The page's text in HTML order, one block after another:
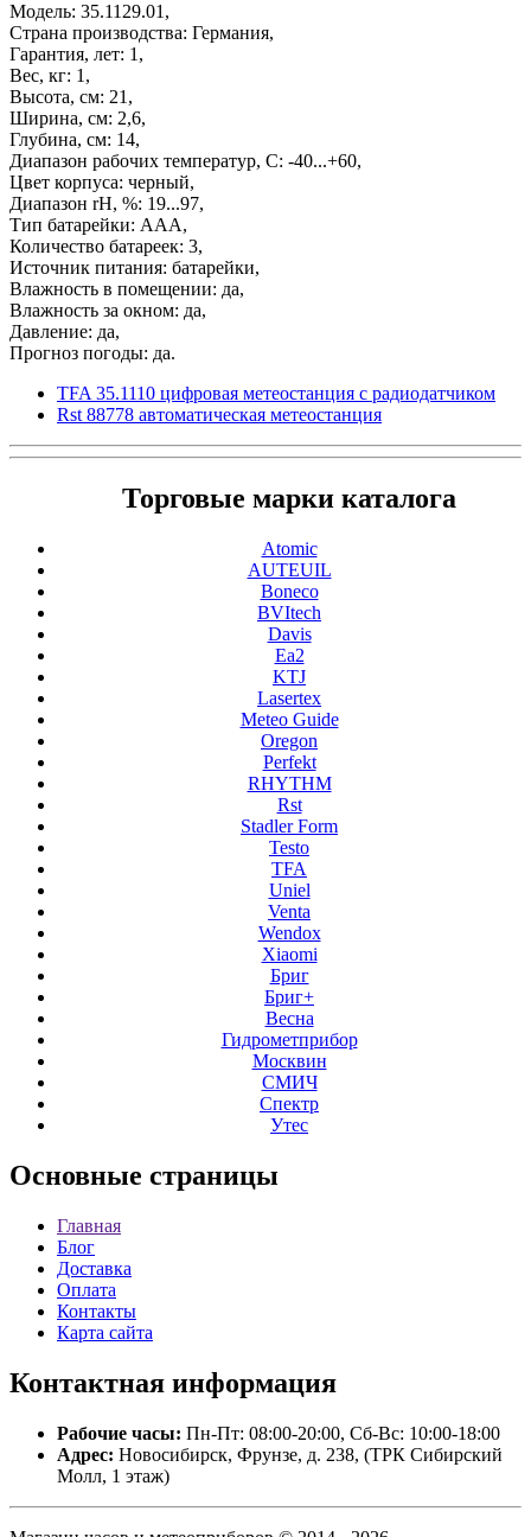
Модель: 35.1129.01,
Страна производства: Германия,
Гарантия, лет: 1,
Вес, кг: 1,
Высота, см: 21,
Ширина, см: 2,6,
Глубина, см: 14,
Диапазон рабочих температур, С: -40...+60,
Цвет корпуса: черный,
Диапазон rH, %: 19...97,
Тип батарейки: ААА,
Количество батареек: 3,
Источник питания: батарейки,
Влажность в помещении: да,
Влажность за окном: да,
Давление: да,
Прогноз погоды: да.
TFA 35.1110 цифровая метеостанция с радиодатчиком
Rst 88778 автоматическая метеостанция
Торговые марки каталога
Atomic
AUTEUIL
Boneco
BVItech
Davis
Ea2
KTJ
Lasertex
Meteo Guide
Oregon
Perfekt
RHYTHM
Rst
Stadler Form
Testo
TFA
Uniel
Venta
Wendox
Xiaomi
Бриг
Бриг+
Весна
Гидрометприбор
Москвин
СМИЧ
Спектр
Утес
Основные страницы
Главная
Блог
Доставка
Оплата
Контакты
Карта сайта
Контактная информация
Рабочие часы: Пн-Пт: 08:00-20:00, Сб-Вс: 10:00-18:00
Адрес: Новосибирск, Фрунзе, д. 238, (ТРК Сибирский
Молл, 1 этаж)